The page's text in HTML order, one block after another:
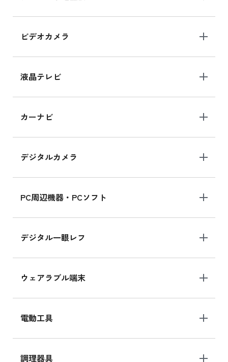
ビデオカメラ
液晶テレビ
カーナビ
デジタルカメラ
PC周辺機器・PCソフト
デジタル一眼レフ
ウェアラブル端末
電動工具
調理器具
iPad Air 11インチ の新品買取価格
iPhone 15 128GB シリーズ
iPhone 15 128GB の新品買取価格
MK2K3J/Aの新品買取価格はこちら